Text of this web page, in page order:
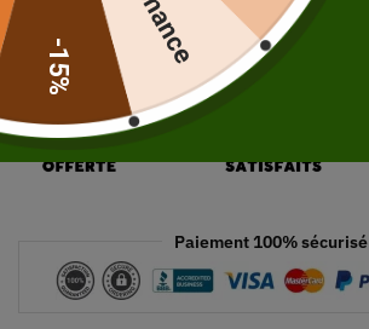
Paiement 100% sécurisé
-15%